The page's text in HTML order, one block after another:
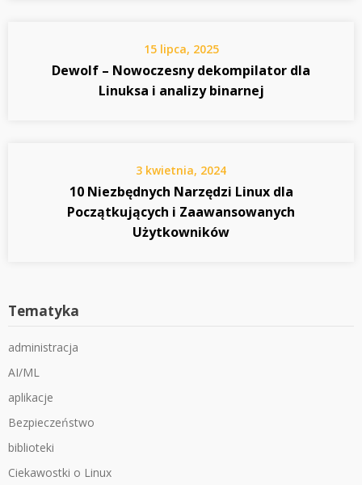
15 lipca, 2025
Dewolf – Nowoczesny dekompilator dla
Linuksa i analizy binarnej
3 kwietnia, 2024
10 Niezbędnych Narzędzi Linux dla
Początkujących i Zaawansowanych
Użytkowników
Tematyka
administracja
AI/ML
aplikacje
Bezpieczeństwo
biblioteki
Ciekawostki o Linux